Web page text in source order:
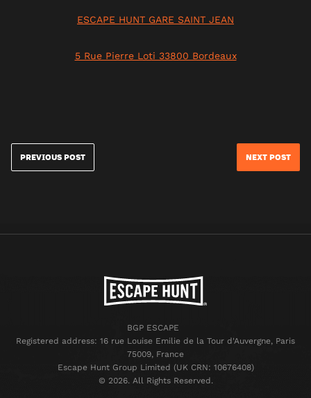
ESCAPE HUNT GARE SAINT JEAN
5 Rue Pierre Loti 33800 Bordeaux
PREVIOUS POST NEXT POST
BGP ESCAPE
Registered address: 16 rue Louise Emilie de la Tour d'Auvergne, Paris
75009, France
Escape Hunt Group Limited (UK CRN: 10676408)
©️ 2026. All Rights Reserved.